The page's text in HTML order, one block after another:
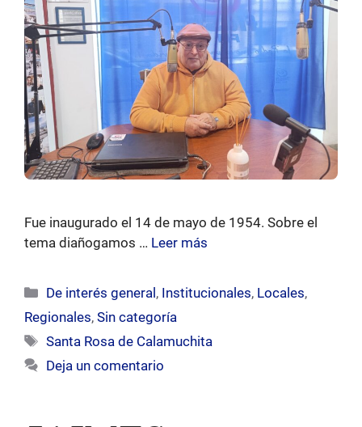
Fue inaugurado el 14 de mayo de 1954. Sobre el
tema diañogamos … Leer más
Categorías
De interés general , Institucionales, Locales,
Regionales, Sin categoría
Etiquetas
Santa Rosa de Calamuchita
Deja un comentario